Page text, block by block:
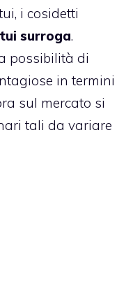
i cosidetti
surroga.
possibilità di
in termini
sul mercato si
tali da variare